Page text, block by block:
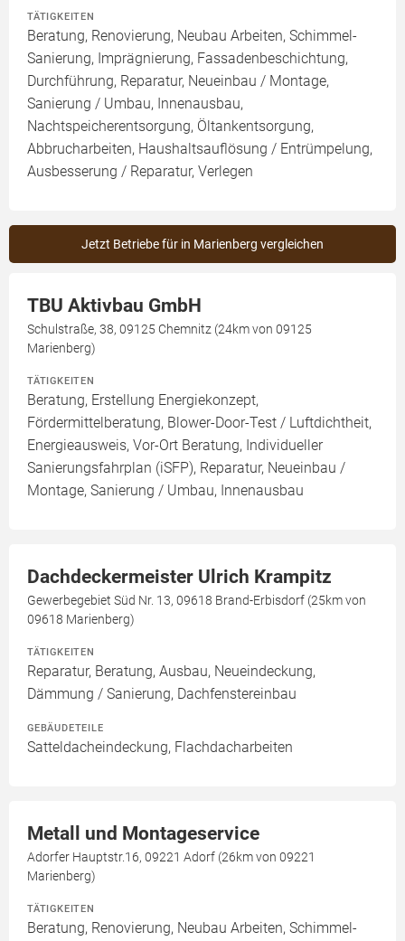
TÄTIGKEITEN
Beratung, Renovierung, Neubau Arbeiten, Schimmel-
Sanierung, Imprägnierung, Fassadenbeschichtung,
Durchführung, Reparatur, Neueinbau / Montage,
Sanierung / Umbau, Innenausbau,
Nachtspeicherentsorgung, Öltankentsorgung,
Abbrucharbeiten, Haushaltsauflösung / Entrümpelung,
Ausbesserung / Reparatur, Verlegen
Jetzt Betriebe für in Marienberg vergleichen
TBU Aktivbau GmbH
Schulstraße, 38, 09125 Chemnitz (24km von 09125
Marienberg)
TÄTIGKEITEN
Beratung, Erstellung Energiekonzept,
Fördermittelberatung, Blower-Door-Test / Luftdichtheit,
Energieausweis, Vor-Ort Beratung, Individueller
Sanierungsfahrplan (iSFP), Reparatur, Neueinbau /
Montage, Sanierung / Umbau, Innenausbau
Dachdeckermeister Ulrich Krampitz
Gewerbegebiet Süd Nr. 13, 09618 Brand-Erbisdorf (25km von
09618 Marienberg)
TÄTIGKEITEN
Reparatur, Beratung, Ausbau, Neueindeckung,
Dämmung / Sanierung, Dachfenstereinbau
GEBÄUDETEILE
Satteldacheindeckung, Flachdacharbeiten
Metall und Montageservice
Adorfer Hauptstr.16, 09221 Adorf (26km von 09221
Marienberg)
TÄTIGKEITEN
Beratung, Renovierung, Neubau Arbeiten, Schimmel-